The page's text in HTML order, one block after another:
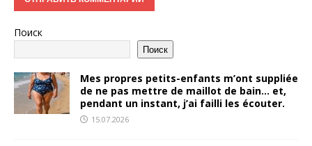
Поиск
Поиск
Mes propres petits-enfants m’ont suppliée
de ne pas mettre de maillot de bain… et,
pendant un instant, j’ai failli les écouter.
15.07.2026